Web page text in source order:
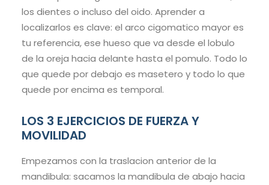
los dientes o incluso del oido. Aprender a
localizarlos es clave: el arco cigomatico mayor es
tu referencia, ese hueso que va desde el lobulo
de la oreja hacia delante hasta el pomulo. Todo lo
que quede por debajo es masetero y todo lo que
quede por encima es temporal.
LOS 3 EJERCICIOS DE FUERZA Y
MOVILIDAD
Empezamos con la traslacion anterior de la
mandibula: sacamos la mandibula de abajo hacia